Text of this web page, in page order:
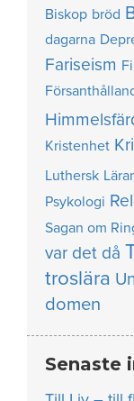
Biskop bröd
dagarna
Fariseism
Kristenhet
Luthersk
Psykologi
Sagan om
var det då
troslära
domen
Senaste